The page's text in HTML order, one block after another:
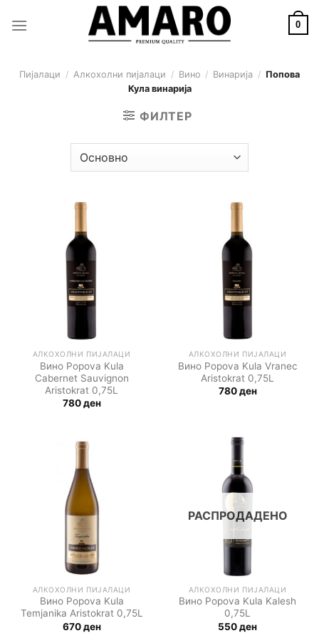
0
Пијалаци / Алкохолни пијалаци / Вино / Винарија / Попова
Кула винарија
ФИЛТЕР
АЛКОХОЛНИ ПИЈАЛАЦИ
Вино Popova Kula
Cabernet Sauvignon
Aristokrat 0,75L
780ден
АЛКОХОЛНИ ПИЈАЛАЦИ
Вино Popova Kula Vranec
Aristokrat 0,75L
780ден
АЛКОХОЛНИ ПИЈАЛАЦИ
Вино Popova Kula
Temjanika Aristokrat 0,75L
670ден
РАСПРОДАДЕНО
АЛКОХОЛНИ ПИЈАЛАЦИ
Вино Popova Kula Kalesh
0,75L
550ден